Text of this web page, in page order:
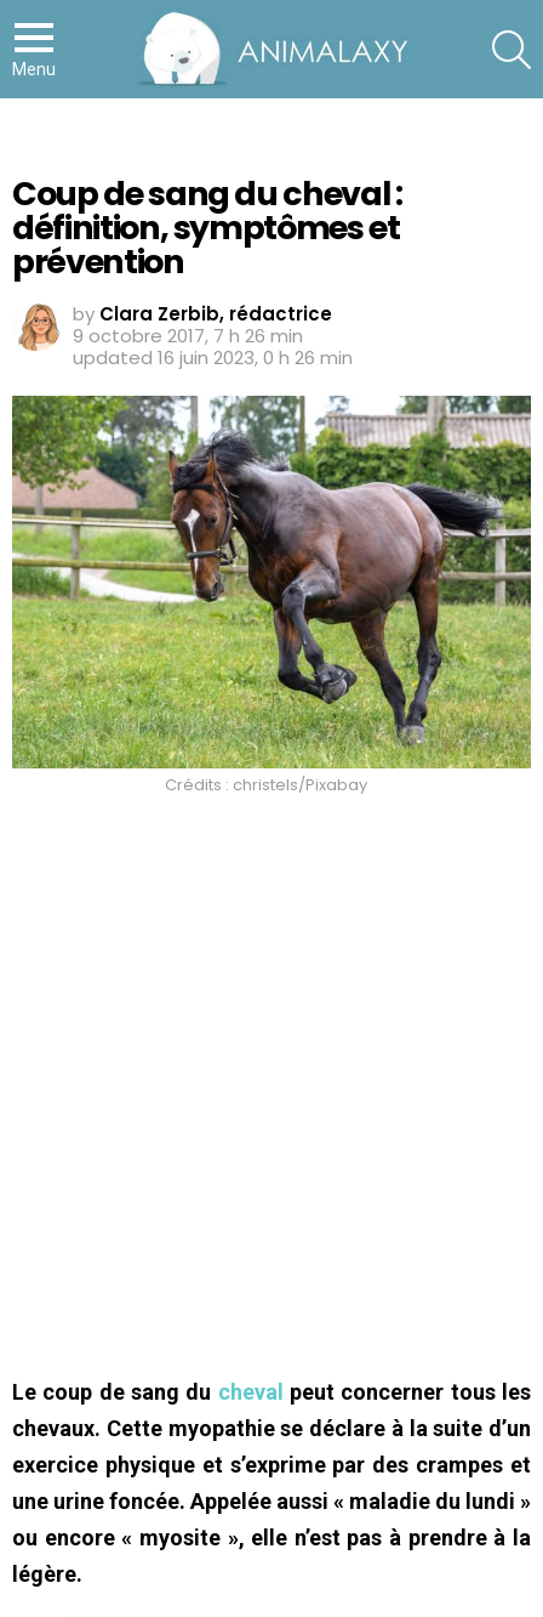
Menu
Coup de sang du cheval :
définition, symptômes et
prévention
by Clara Zerbib, rédactrice
9 octobre 2017, 7 h 26 min
updated 16 juin 2023, 0 h 26 min
Crédits : christels/Pixabay
Le coup de sang du cheval peut concerner tous les
chevaux. Cette myopathie se déclare à la suite d’un
exercice physique et s’exprime par des crampes et
une urine foncée. Appelée aussi « maladie du lundi »
ou encore « myosite », elle n’est pas à prendre à la
légère.